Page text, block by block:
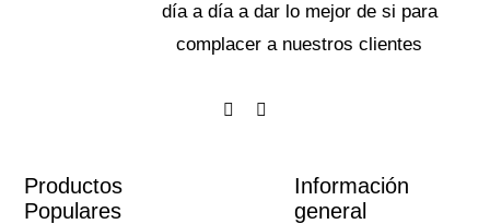
día a día a dar lo mejor de si para
complacer a nuestros clientes
Productos
Populares
Información
general